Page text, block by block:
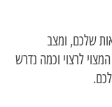
שלכם, ומצב
לרצוי וכמה נדרש